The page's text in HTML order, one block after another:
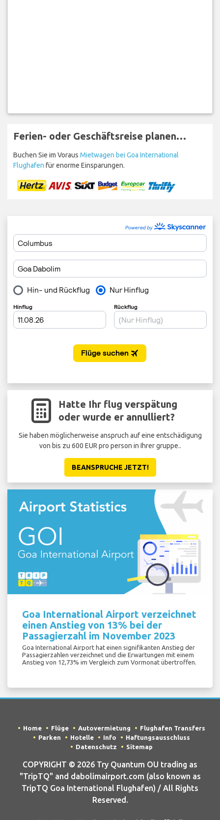
Ferien- oder Geschäftsreise planen…
Buchen Sie im Voraus Mietwagen bei Goa International
Flughafen für enorme Einsparungen.
Hatte Ihr flug verspätung
oder wurde er annulliert?
Sie haben möglicherweise anspruch auf eine entschädigung
von bis zu 600 EUR pro person in Ihrer gruppe..
BEANSPRUCHE JETZT!
Goa International Airport verzeichnet
einen Anstieg von 13% bei der
Passagierzahl im November 2023
Goa International Airport hat einen signifikanten Anstieg der
Passagierzahlen verzeichnet und die Erwartungen mit einem
Anstieg von 12,73% im Vergleich zum Vormonat übertroffen.
Home Flüge Autovermietung
Flughafen Transfers
Parken
Hotelle Info
Haftungsausschluss
Datenschutz
Sitemap
COPYRIGHT © 2026 Try Quantum OU trading as
"TripTQ" and dabolimairport.com (also known as
TripTQ Goa International Flughafen) / All Rights
Reserved.